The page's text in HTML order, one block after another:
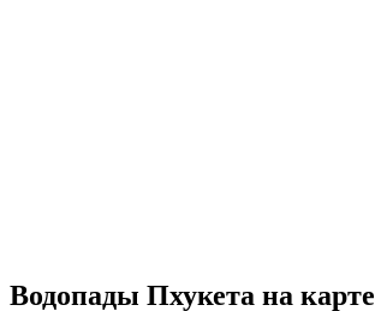
Водопады Пхукета на карте